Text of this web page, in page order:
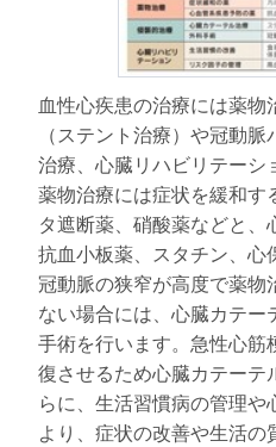
血性心疾患の治療には薬
（ステント治療）や冠動
治療、心臓リハビリテーシ
薬物治療には症状を緩和す
タ遮断薬、硝酸薬などと
抗血小板薬、スタチン、心
冠動脈の狭窄が高度で薬物
ない場合には、心臓カテー
手術を行います。急性心筋
復させるため心臓カテーテ
らに、生活習慣病の管理
より、症状の改善や生活の